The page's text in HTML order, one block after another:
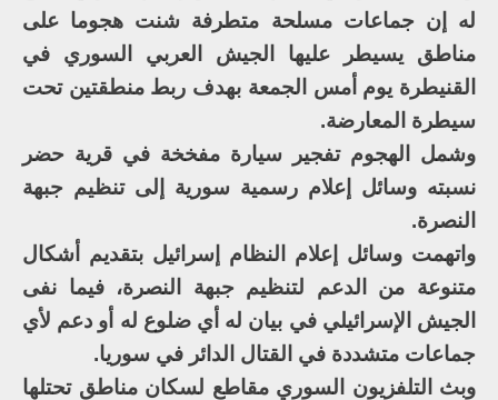
له إن جماعات مسلحة متطرفة شنت هجوما على
مناطق يسيطر عليها الجيش العربي السوري في
القنيطرة يوم أمس الجمعة بهدف ربط منطقتين تحت
سيطرة المعارضة.
وشمل الهجوم تفجير سيارة مفخخة في قرية حضر
نسبته وسائل إعلام رسمية سورية إلى تنظيم جبهة
النصرة.
واتهمت وسائل إعلام النظام إسرائيل بتقديم أشكال
متنوعة من الدعم لتنظيم جبهة النصرة، فيما نفى
الجيش الإسرائيلي في بيان له أي ضلوع له أو دعم لأي
جماعات متشددة في القتال الدائر في سوريا.
وبث التلفزيون السوري مقاطع لسكان مناطق تحتلها